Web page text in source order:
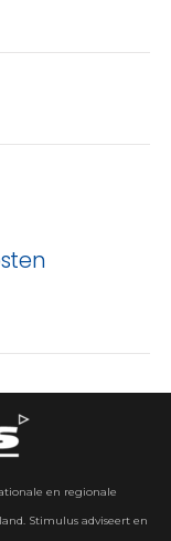
en regionale
Stimulus adviseert en